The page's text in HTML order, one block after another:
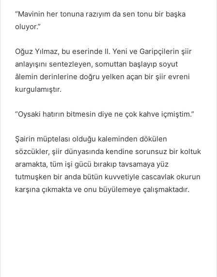
“Mavinin her tonuna razıyım da sen tonu bir başka
oluyor.”
Oğuz Yılmaz, bu eserinde II. Yeni ve Garipçilerin şiir
anlayışını sentezleyen, somuttan başlayıp soyut
âlemin derinlerine doğru yelken açan bir şiir evreni
kurgulamıştır.
“Oysaki hatırın bitmesin diye ne çok kahve içmiştim.”
Şairin müptelası olduğu kaleminden dökülen
sözcükler, şiir dünyasında kendine sorunsuz bir koltuk
aramakta, tüm işi gücü bırakıp tavsamaya yüz
tutmuşken bir anda bütün kuvvetiyle cascavlak okurun
karşına çıkmakta ve onu büyülemeye çalışmaktadır.